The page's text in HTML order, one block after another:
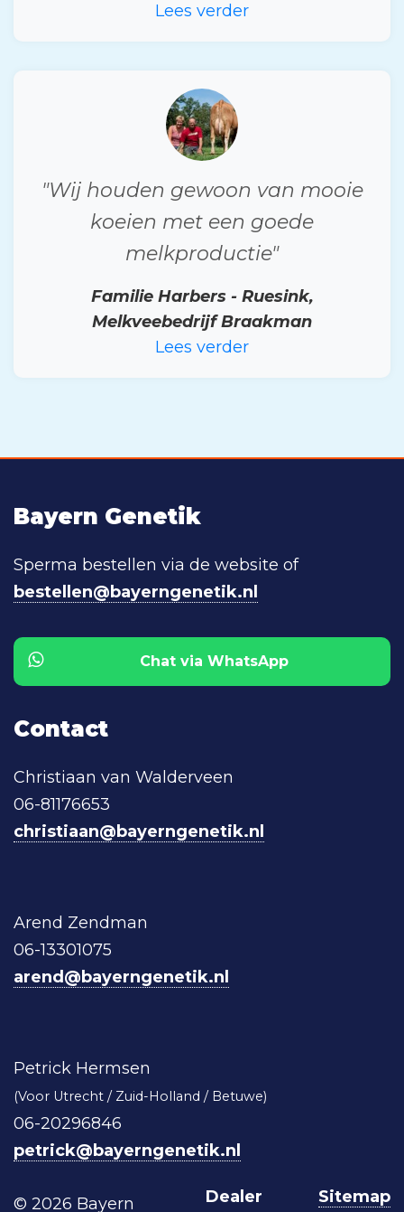
Lees verder
"Wij houden gewoon van mooie
koeien met een goede
melkproductie"
Familie Harbers - Ruesink,
Melkveebedrijf Braakman
Lees verder
Bayern Genetik
Sperma bestellen via de website of
bestellen@bayerngenetik.nl
Chat via WhatsApp
Contact
Christiaan van Walderveen
06-81176653
christiaan@bayerngenetik.nl
Arend Zendman
06-13301075
arend@bayerngenetik.nl
Petrick Hermsen
(Voor Utrecht / Zuid-Holland / Betuwe)
06-20296846
petrick@bayerngenetik.nl
© 2026 Bayern Dealer Sitemap